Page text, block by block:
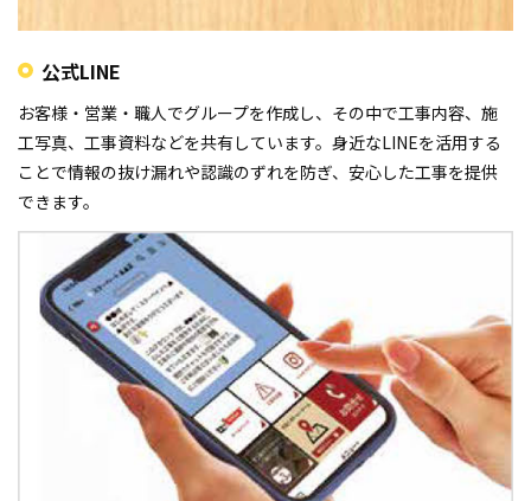
公式LINE
お客様・営業・職人でグループを作成し、その中で工事内容、施
工写真、工事資料などを共有しています。身近なLINEを活用する
ことで情報の抜け漏れや認識のずれを防ぎ、安心した工事を提供
できます。